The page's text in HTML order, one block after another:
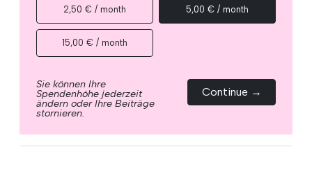
2,50 € / month 5,00 € / month
15,00 € / month
Sie können Ihre
Spendenhöhe jederzeit
ändern oder Ihre Beiträge
stornieren.
Continue →